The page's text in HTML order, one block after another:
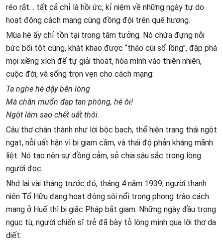
réo rắt… tất cả chỉ là hồi ức, kỉ niệm về những ngày tự do
hoạt động cách mạng cùng đồng đội trên quê hương.
Mùa hè ấy chỉ tồn tại trong tâm tưởng. Nó chứa đựng nỗi
bức bối tột cùng, khát khao được “tháo cũi sổ lồng", đập phá
mọi xiềng xích để tự giải thoát, hòa mình vào thiên nhiên,
cuộc đời, và sống trọn vẹn cho cách mạng:
Ta nghe hè dậy bên lòng
Mà chân muốn đạp tan phòng, hè ôi!
Ngột làm sao chết uất thôi.
Câu thơ chân thành như lời bộc bạch, thể hiện trạng thái ngột
ngạt, nỗi uất hận vì bị giam cầm, và thái độ phản kháng mãnh
liệt. Nó tạo nên sự đồng cảm, sẻ chia sâu sắc trong lòng
người đọc.
Nhớ lại vài tháng trước đó, tháng 4 năm 1939, người thanh
niên Tố Hữu đang hoạt động sôi nổi trong phong trào cách
mạng ở Huế thì bị giặc Pháp bắt giam. Những ngày đầu trong
ngục tù, người chiến sĩ trẻ đã bày tỏ lòng mình qua lời thơ da
diết: